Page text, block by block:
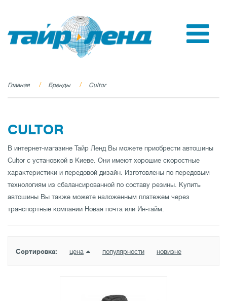
Главная Бренды Cultor
CULTOR
В интернет-магазине Тайр Ленд Вы можете приобрести автошины
Cultor с установкой в Киеве. Они имеют хорошие скоростные
характеристики и передовой дизайн. Изготовлены по передовым
технологиям из сбалансированной по составу резины. Купить
автошины Вы также можете наложенным платежем через
транспортные компании Новая почта или Ин-тайм.
Сортировка: цена популярности новизне